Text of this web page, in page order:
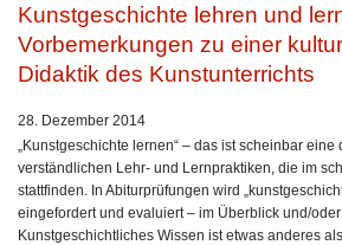
Kunstgeschichte lehren und
Vorbemerkungen zu einer
Didaktik des Kunstunterrichts
28. Dezember 2014
„Kunstgeschichte lernen“ – das ist scheinbar eine
verständlichen Lehr‐ und Lernpraktiken, die im
stattfinden. In Abiturprüfungen wird
eingefordert und evaluiert – im Überblick und/
Kunstgeschichtliches Wissen ist etwas anderes